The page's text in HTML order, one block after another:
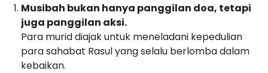
Musibah bukan hanya panggilan doa, tetapi
juga panggilan aksi.
Para murid diajak untuk meneladani kepedulian
para sahabat Rasul yang selalu berlomba dalam
kebaikan.